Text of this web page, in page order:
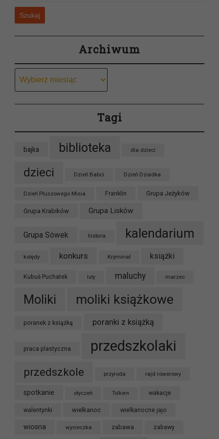
Szukaj
Archiwum
Tagi
bajka biblioteka dla dzieci
dzieci Dzień Babci Dzień Dziadka
Dzień Pluszowego Misia Franklin Grupa Jeżyków
Grupa Krabików Grupa Lisków
Grupa Sówek historia kalendarium
kolędy konkurs Kryminał książki
Kubuś Puchatek luty maluchy marzec
Moliki moliki książkowe
poranek z książką poranki z książką
praca plastyczna przedszkolaki
przedszkole przyroda rajd rowerowy
spotkanie styczeń Tolkien wakacje
walentynki wielkanoc wielkanocne jajo
wiosna wycieczka zabawa zabawy